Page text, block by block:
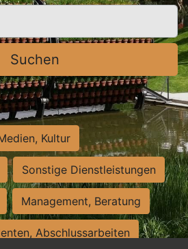
Suchen
Kultur
Sonstige Dienstleistungen
Management, Beratung
Abschlussarbeiten